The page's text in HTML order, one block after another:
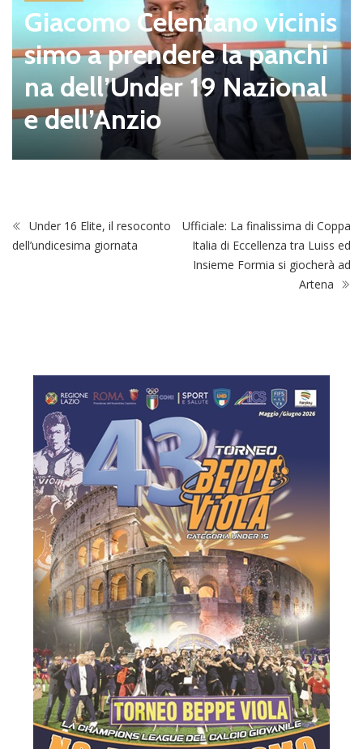
Giacomo Celentano vicinis
simo a prendere la panchi
na dell’Under 19 Nazional
e dell’Anzio
Under 16 Elite, il resoconto
dell’undicesima giornata
Ufficiale: La finalissima di Coppa
Italia di Eccellenza tra Luiss ed
Insieme Formia si giocherà ad
Artena